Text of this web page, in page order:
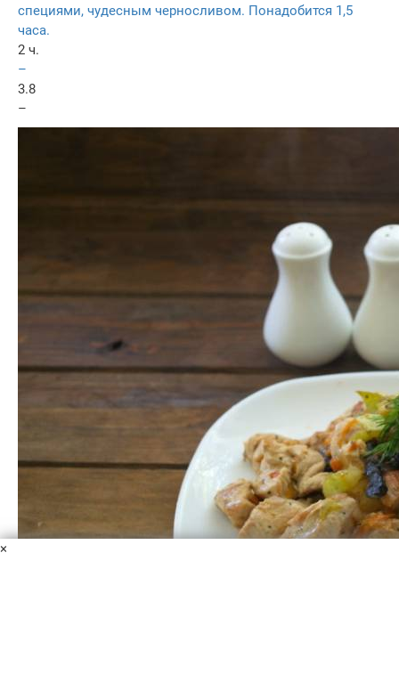
специями, чудесным черносливом. Понадобится 1,5
часа.
2 ч.
–
3.8
–
×